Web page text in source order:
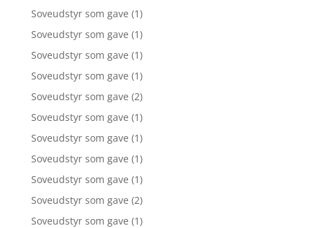
Soveudstyr som gave (1)
Soveudstyr som gave (1)
Soveudstyr som gave (1)
Soveudstyr som gave (1)
Soveudstyr som gave (2)
Soveudstyr som gave (1)
Soveudstyr som gave (1)
Soveudstyr som gave (1)
Soveudstyr som gave (1)
Soveudstyr som gave (2)
Soveudstyr som gave (1)